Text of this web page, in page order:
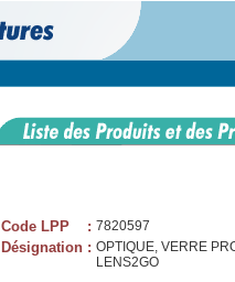
Code LPP : 7820597
Désignation : OPTIQUE, VERRE
LENS2GO